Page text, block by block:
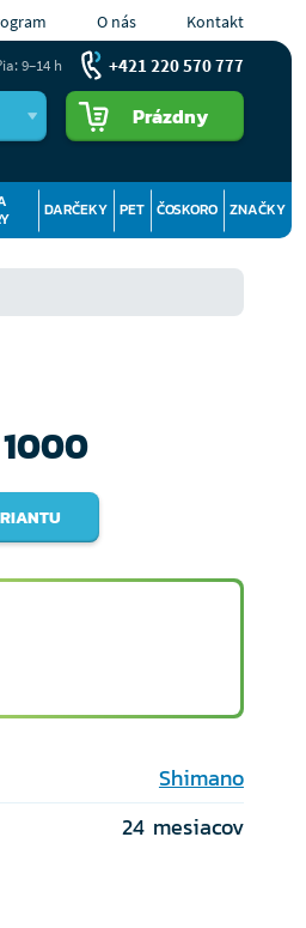
O nás Kontakt
Prázdny
DARČEKY PET ČOSKORO ZNAČKY
9–14 h +421 220 570 777
Shimano
24 mesiacov